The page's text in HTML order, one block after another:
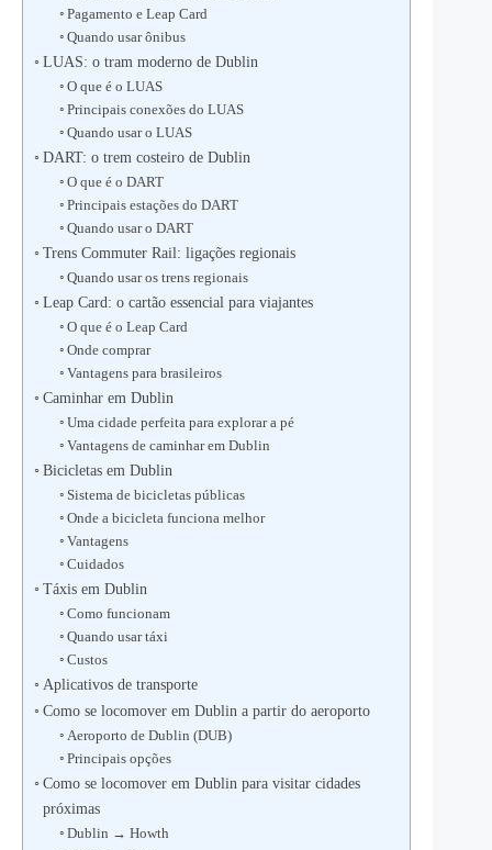
Pagamento e Leap Card
Quando usar ônibus
LUAS: o tram moderno de Dublin
O que é o LUAS
Principais conexões do LUAS
Quando usar o LUAS
DART: o trem costeiro de Dublin
O que é o DART
Principais estações do DART
Quando usar o DART
Trens Commuter Rail: ligações regionais
Quando usar os trens regionais
Leap Card: o cartão essencial para viajantes
O que é o Leap Card
Onde comprar
Vantagens para brasileiros
Caminhar em Dublin
Uma cidade perfeita para explorar a pé
Vantagens de caminhar em Dublin
Bicicletas em Dublin
Sistema de bicicletas públicas
Onde a bicicleta funciona melhor
Vantagens
Cuidados
Táxis em Dublin
Como funcionam
Quando usar táxi
Custos
Aplicativos de transporte
Como se locomover em Dublin a partir do aeroporto
Aeroporto de Dublin (DUB)
Principais opções
Como se locomover em Dublin para visitar cidades
próximas
Dublin → Howth